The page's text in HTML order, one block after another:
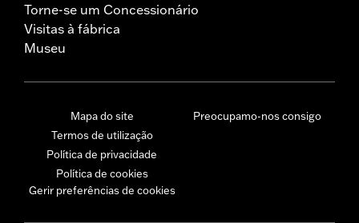
Torne-se um Concessionário
Visitas à fábrica
Museu
Mapa do site
Termos de utilização
Política de privacidade
Política de cookies
Gerir preferências de cookies
Preocupamo-nos consigo